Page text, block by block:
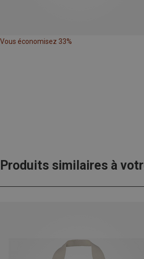
Vous économisez 33%
Produits similaires à